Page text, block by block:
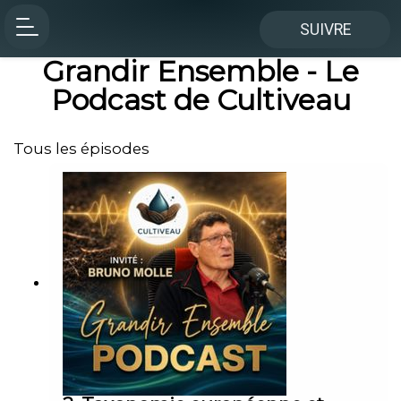
SUIVRE
Grandir Ensemble - Le
Podcast de Cultiveau
Tous les épisodes